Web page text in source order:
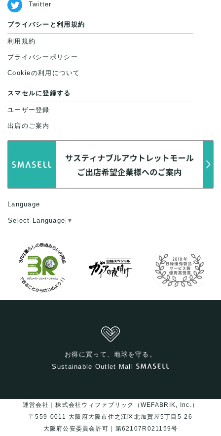
Twitter
プライバシーと利用規約
利用規約
プライバシーポリシー
Cookieの利用について
スマセルに登録する
ユーザー登録
出店のご案内
Language
Select Language ▼
お得に買って、地球を守る。
Sustainable Outlet Mall
運営会社｜株式会社ウィファブリック（WEFABRIK, Inc.）
〒559-0011 大阪府大阪市住之江区北加賀屋5丁目5-26
大阪府公安委員会許可｜第62107R021159号